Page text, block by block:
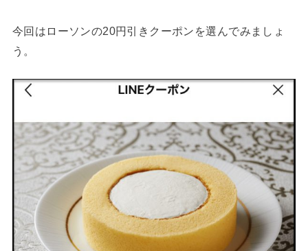
今回はローソンの20円引きクーポンを選んでみましょ
う。